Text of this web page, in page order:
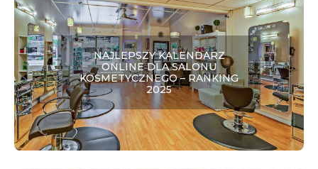
NAJLEPSZY KALENDARZ
ONLINE DLA SALONU
KOSMETYCZNEGO – RANKING
2025